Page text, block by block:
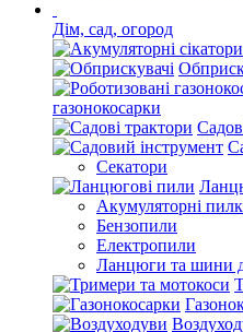
Дім, сад, огород
газонокосарки
Секатори
Акумуляторні
Бензопили
Електропили
Ланцюги та шини